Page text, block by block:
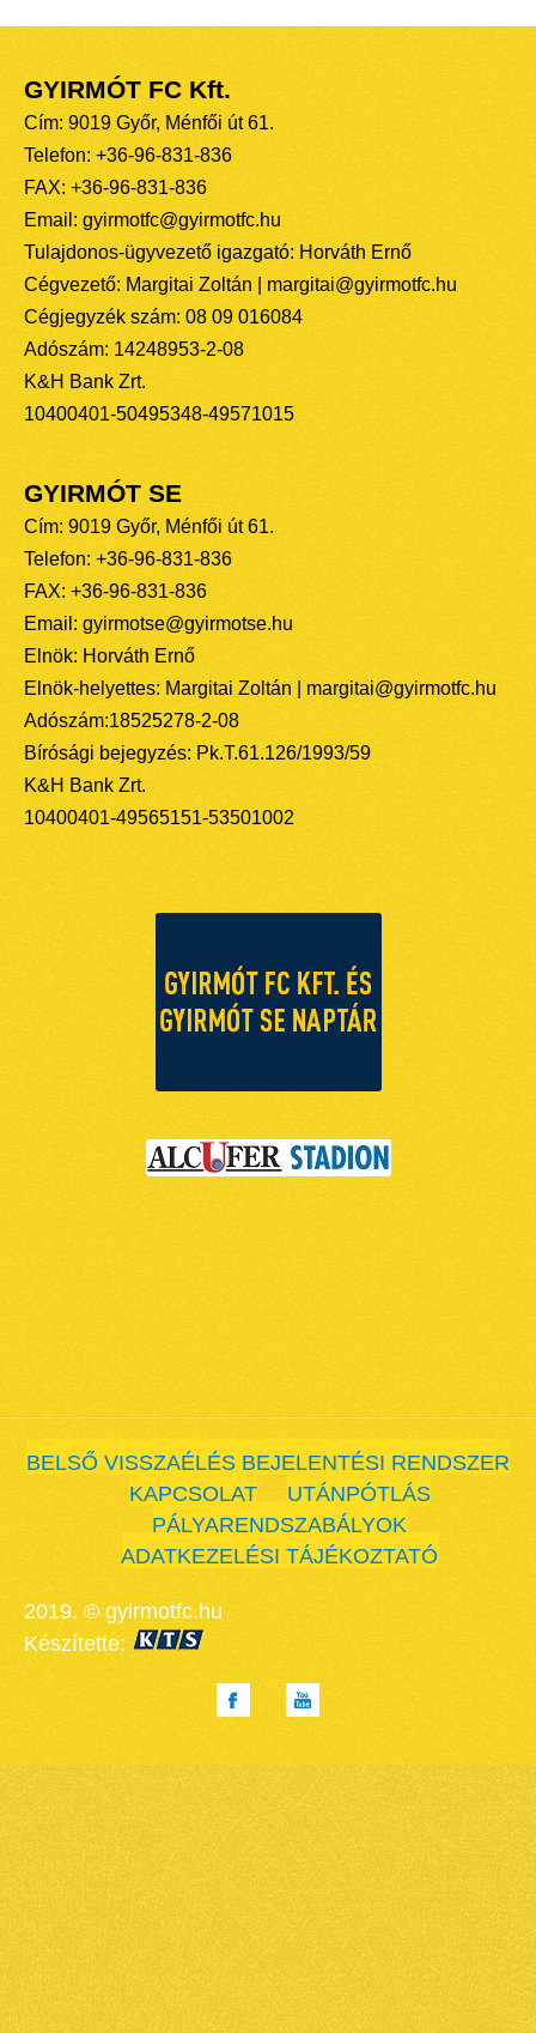
GYIRMÓT FC Kft.
Cím: 9019 Győr, Ménfői út 61.
Telefon: +36-96-831-836
FAX: +36-96-831-836
Email: gyirmotfc@gyirmotfc.hu
Tulajdonos-ügyvezető igazgató: Horváth Ernő
Cégvezető: Margitai Zoltán | margitai@gyirmotfc.hu
Cégjegyzék szám: 08 09 016084
Adószám: 14248953-2-08
K&H Bank Zrt.
10400401-50495348-49571015
GYIRMÓT SE
Cím: 9019 Győr, Ménfői út 61.
Telefon: +36-96-831-836
FAX: +36-96-831-836
Email: gyirmotse@gyirmotse.hu
Elnök: Horváth Ernő
Elnök-helyettes: Margitai Zoltán | margitai@gyirmotfc.hu
Adószám:18525278-2-08
Bírósági bejegyzés: Pk.T.61.126/1993/59
K&H Bank Zrt.
10400401-49565151-53501002
BELSŐ VISSZAÉLÉS BEJELENTÉSI RENDSZER
KAPCSOLAT
UTÁNPÓTLÁS
PÁLYARENDSZABÁLYOK
ADATKEZELÉSI TÁJÉKOZTATÓ
2019. © gyirmotfc.hu
Készítette: